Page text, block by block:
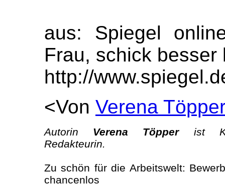
aus: Spiegel
Frau, schick
http://
<Von Verena
Autorin Verena Töpperist
Redakteurin.
Zu schön für die Arbeitswelt:
chancenlos